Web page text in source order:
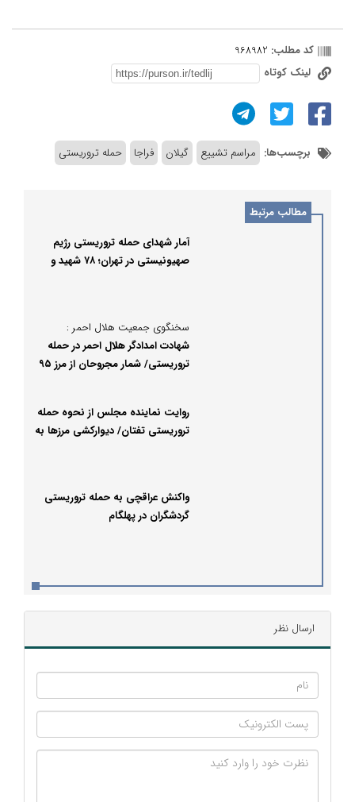
کد مطلب: 968982
لینک کوتاه
برچسب‌ها: مراسم تشییع گیلان فراجا حمله تروریستی
مطالب مرتبط
آمار شهدای حمله تروریستی رژیم
صهیونیستی در تهران؛ ۷۸ شهید و
سخنگوی جمعیت هلال احمر :
شهادت امدادگر هلال احمر در حمله
تروریستی/ شمار مجروحان از مرز ۹۵
روایت نماینده مجلس از نحوه حمله
تروریستی تفتان/ دیوارکشی مرزها به
واکنش عراقچی به حمله تروریستی
گردشگران در پهلگام
ارسال نظر